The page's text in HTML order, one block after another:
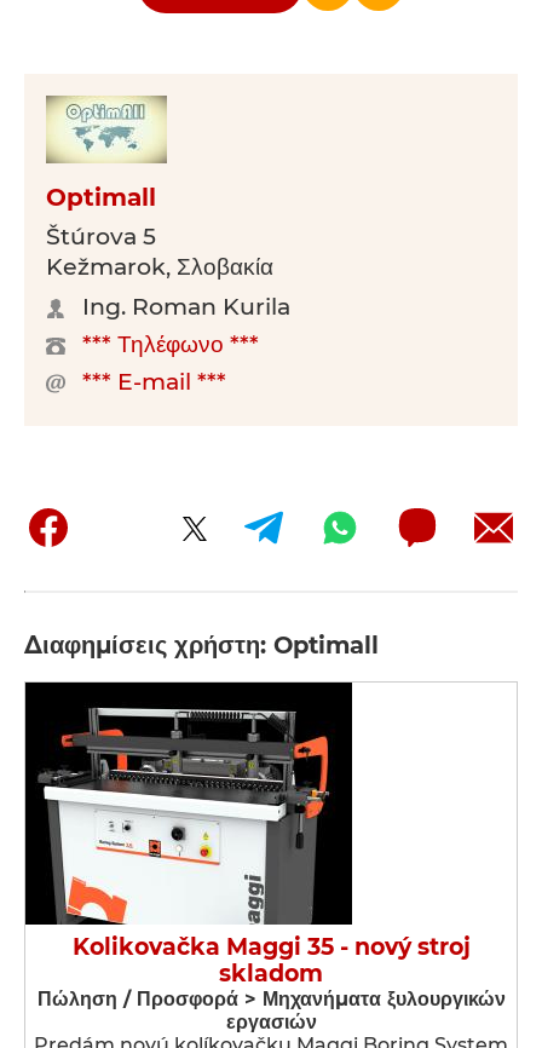
Optimall
Štúrova 5
Kežmarok, Σλοβακία
Ing. Roman Kurila
*** Τηλέφωνο ***
*** E-mail ***
Διαφημίσεις χρήστη: Optimall
Kolikovačka Maggi 35 - nový stroj
skladom
Πώληση / Προσφορά > Μηχανήματα ξυλουργικών
εργασιών